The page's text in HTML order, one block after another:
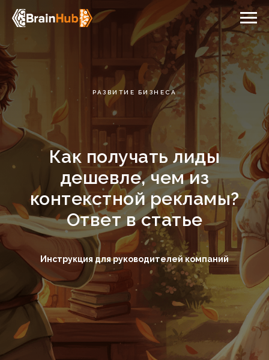
РАЗВИТИЕ БИЗНЕСА
Как получать лиды
дешевле, чем из
контекстной рекламы?
Ответ в статье
Инструкция для руководителей компаний